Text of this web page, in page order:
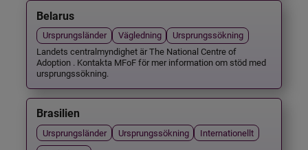
Belarus
Ursprungsländer Vägledning
Ursprungssökning
Landets centralmyndighet är The National Centre of
Adoption . Kontakta MFoF för mer information om stöd med
ursprungssökning.
Brasilien
Ursprungsländer Ursprungssökning
Internationellt